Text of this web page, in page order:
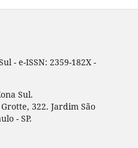
- e-ISSN: 2359-182X -
Sul.
322. Jardim São
- SP.